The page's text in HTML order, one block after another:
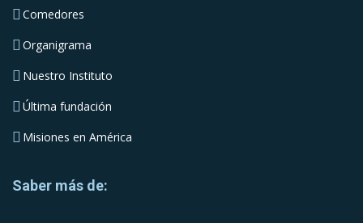
Comedores
Organigrama
Nuestro Instituto
Última fundación
Misiones en América
Saber más de: